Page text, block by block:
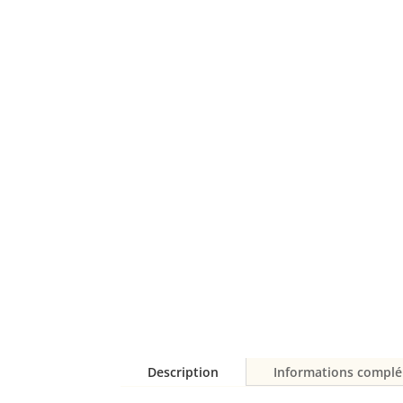
Description Informations